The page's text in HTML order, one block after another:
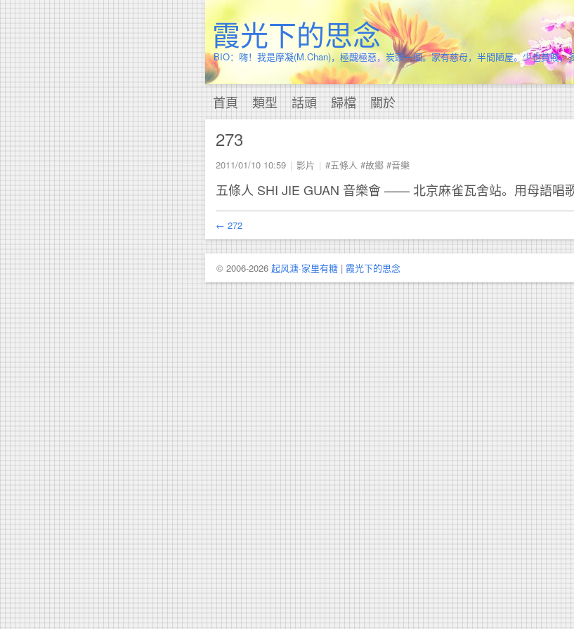
霞光下的思念
BIO：嗨！我是摩凝(M.Chan)，極醜極惡，炭頭一個。家有慈母，半間陋屋。少也貧賤，
首頁 類型 話頭 歸檔 關於
273
2011/01/10 10:59 影片 #五條人 #故鄉 #音樂
五條人 SHI JIE GUAN 音樂會 —— 北京麻雀瓦舍站。用母語唱
← 272
© 2006-2026 起风溏·家里有糖 | 霞光下的思念